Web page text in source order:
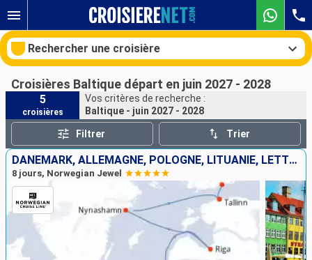
Rechercher une croisière
Nos destinations
Mois de départ
Ports Compagnies
Rechercher
Croisières Baltique départ en juin 2027 - 2028
5
croisières
Vos critères de recherche :
Baltique - juin 2027 - 2028
Filtrer Trier
DANEMARK, ALLEMAGNE, POLOGNE, LITUANIE, LETTONIE, SUÈDE, ESTONIE, FINLANDE
8 jours, Norwegian Jewel